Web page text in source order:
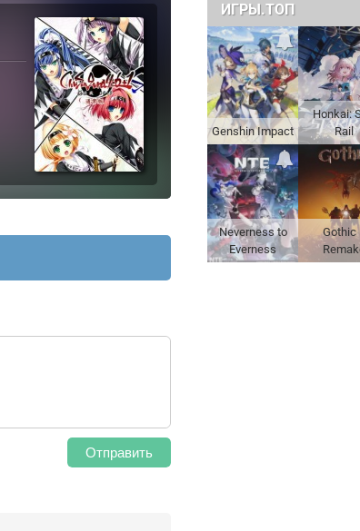
Отправить
ИГРЫ.ТОП
Genshin Impact
Honkai:
Rail
Neverness to
Everness
Gothic